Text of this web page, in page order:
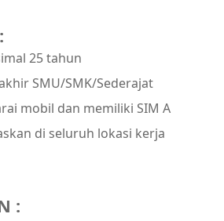
25 tahun
SMU/SMK/Sederajat
mobil dan memiliki SIM A
di seluruh lokasi kerja
: